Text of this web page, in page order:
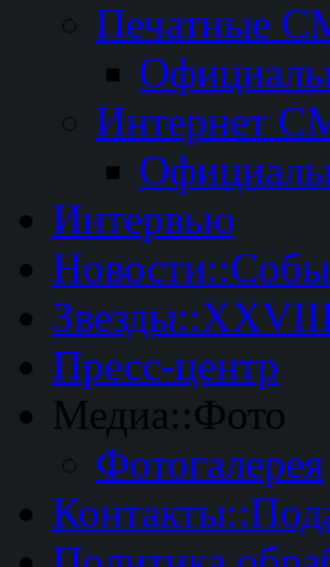
Печатные
Интернет
Интервью
Пресс-центр
Медиа::Фото
Фотогалерея